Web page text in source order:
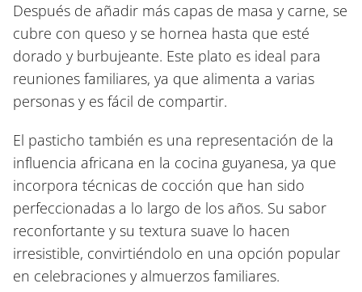
Después de añadir más capas de masa y carne, se
cubre con queso y se hornea hasta que esté
dorado y burbujeante. Este plato es ideal para
reuniones familiares, ya que alimenta a varias
personas y es fácil de compartir.
El pasticho también es una representación de la
influencia africana en la cocina guyanesa, ya que
incorpora técnicas de cocción que han sido
perfeccionadas a lo largo de los años. Su sabor
reconfortante y su textura suave lo hacen
irresistible, convirtiéndolo en una opción popular
en celebraciones y almuerzos familiares.